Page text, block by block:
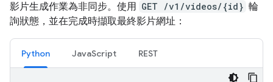
影片生成作業為非同步。使用 GET /v1/videos/{id} 輪
詢狀態，並在完成時擷取最終影片網址：
Python JavaScript REST